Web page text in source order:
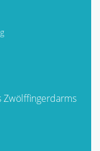
Zwölffingerdarms